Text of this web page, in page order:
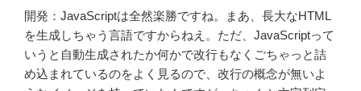
開発：JavaScriptは全然楽勝ですね。まあ、長大なHTML
を生成しちゃう言語ですからねえ。ただ、JavaScriptって
いうと自動生成されたか何かで改行もなくごちゃっと詰
め込まれているのをよく見るので、改行の概念が無いよ